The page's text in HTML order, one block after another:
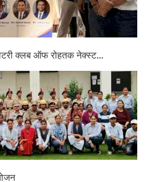
क्लब ऑफ रोहतक नेक्स्ट...